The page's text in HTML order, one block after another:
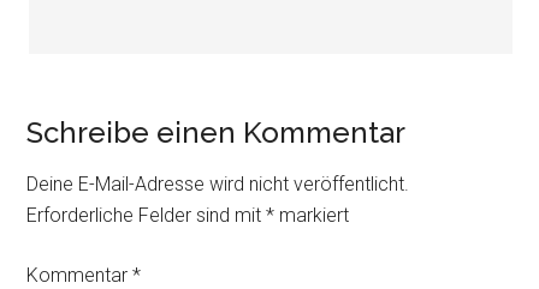
Schreibe einen Kommentar
Deine E-Mail-Adresse wird nicht veröffentlicht.
Erforderliche Felder sind mit* markiert
Kommentar*